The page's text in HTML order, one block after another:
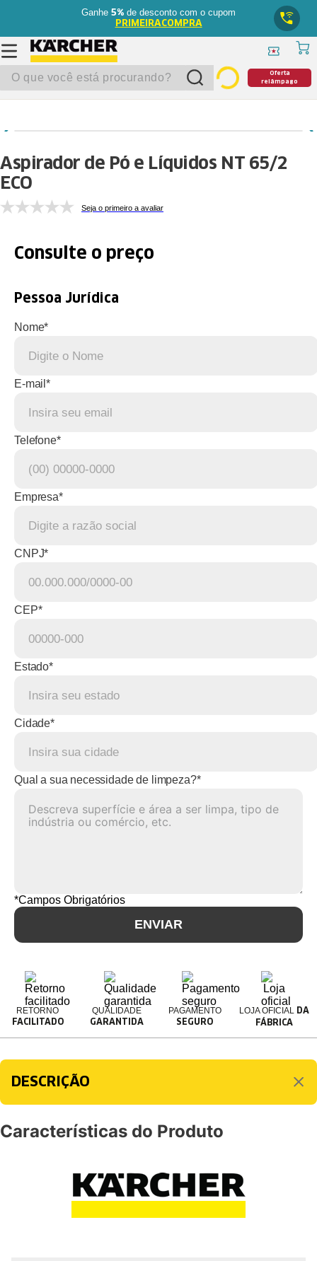
Ganhe 5% de desconto com o cupom
PRIMEIRACOMPRA
O que você está procurando?
Oferta
relâmpago
Aspirador de Pó e Líquidos NT 65/2
ECO
Seja o primeiro a avaliar
Consulte o preço
Pessoa Jurídica
Nome*
E-mail*
Telefone*
Empresa*
CNPJ*
CEP*
Estado*
Cidade*
Qual a sua necessidade de limpeza?*
*Campos Obrigatórios
ENVIAR
RETORNO
FACILITADO
QUALIDADE
GARANTIDA
PAGAMENTO
SEGURO
LOJA OFICIAL DA
FÁBRICA
DESCRIÇÃO
Características do Produto